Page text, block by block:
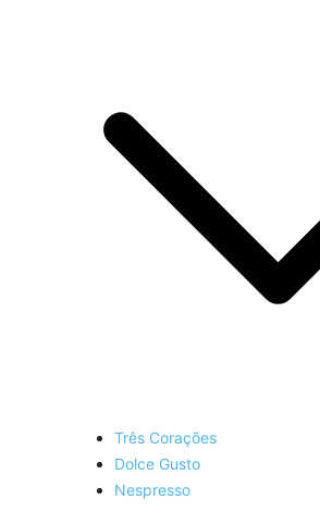
Três Corações
Dolce Gusto
Nespresso